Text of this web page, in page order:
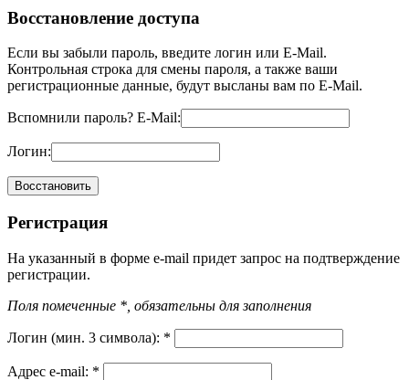
Восстановление доступа
Если вы забыли пароль, введите логин или E-Mail.
Контрольная строка для смены пароля, а также ваши
регистрационные данные, будут высланы вам по E-Mail.
Вспомнили пароль? E-Mail:
Логин:
Регистрация
На указанный в форме e-mail придет запрос на подтверждение
регистрации.
Поля помеченные *, обязательны для заполнения
Логин (мин. 3 символа): *
Адрес e-mail: *